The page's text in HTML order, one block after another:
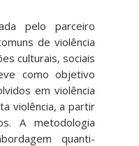
pelo parceiro
de violência
culturais, sociais
como objetivo
em violência
violência, a partir
A metodologia
quanti-